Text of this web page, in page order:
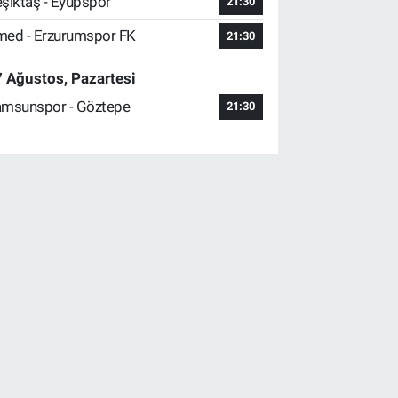
- Erzurumspor FK 21:30
Ağustos, Pazartesi
- Göztepe
21:30